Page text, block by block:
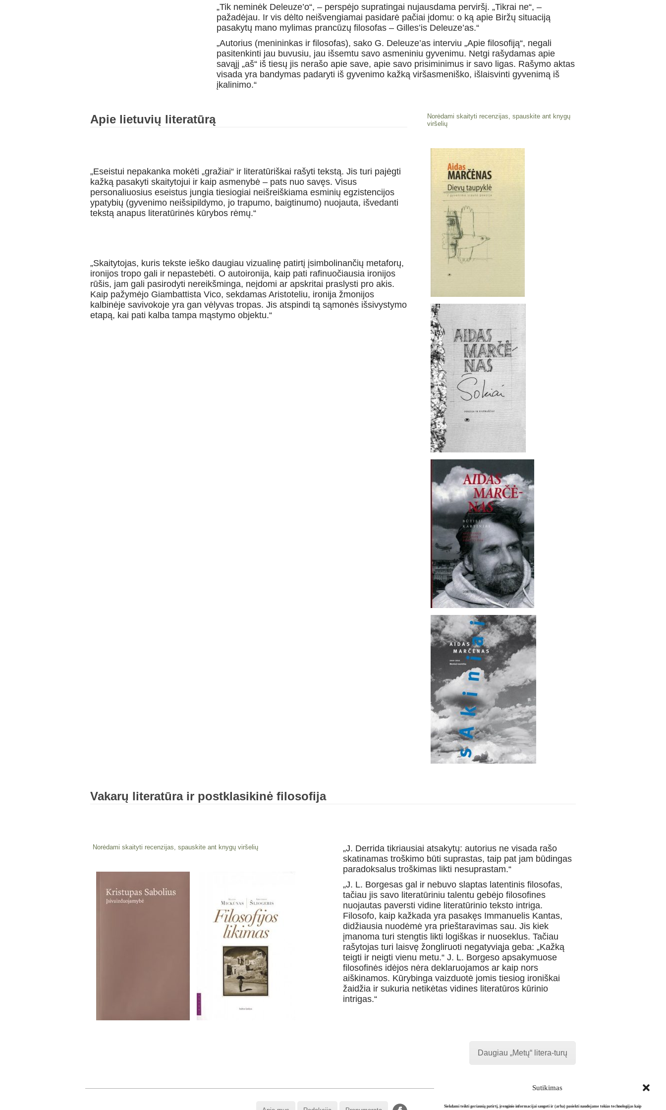
Sutikimas
Siekdami teikti geriausią patirtį, įrenginio informacijai saugoti ir (arba) pasiekti naudojame tokias technologijas kaip
„Tik neminėk Deleuze’o“, – perspėjo supratingai nujausdama perviršį. „Tikrai ne“, –
pažadėjau. Ir vis dėlto neišvengiamai pasidarė pačiai įdomu: o ką apie Biržų situaciją
pasakytų mano mylimas prancūzų filosofas – Gilles’is Deleuze’as.“
„Autorius (menininkas ir filosofas), sako G. Deleuze’as interviu „Apie filosofiją“, negali
pasitenkinti jau buvusiu, jau išsemtu savo asmeniniu gyvenimu. Netgi rašydamas apie
savąjį „aš“ iš tiesų jis nerašo apie save, apie savo prisiminimus ir savo ligas. Rašymo aktas
visada yra bandymas padaryti iš gyvenimo kažką viršasmeniško, išlaisvinti gyvenimą iš
įkalinimo.“
Apie lietuvių literatūrą
„Eseistui nepakanka mokėti „gražiai“ ir literatūriškai rašyti tekstą. Jis turi pajėgti
kažką pasakyti skaitytojui ir kaip asmenybė – pats nuo savęs. Visus
personaliuosius eseistus jungia tiesiogiai neišreiškiama esminių egzistencijos
ypatybių (gyvenimo neišsipildymo, jo trapumo, baigtinumo) nuojauta, išvedanti
tekstą anapus literatūrinės kūrybos rėmų.“
„Skaitytojas, kuris tekste ieško daugiau vizualinę patirtį įsimbolinančių metaforų,
ironijos tropo gali ir nepastebėti. O autoironija, kaip pati rafinuočiausia ironijos
rūšis, jam gali pasirodyti nereikšminga, neįdomi ar apskritai praslysti pro akis.
Kaip pažymėjo Giambattista Vico, sekdamas Aristoteliu, ironija žmonijos
kalbinėje savivokoje yra gan vėlyvas tropas. Jis atspindi tą sąmonės išsivystymo
etapą, kai pati kalba tampa mąstymo objektu.“
Norėdami skaityti recenzijas, spauskite ant knygų
viršelių
Vakarų literatūra ir postklasikinė filosofija
Norėdami skaityti recenzijas, spauskite ant knygų viršelių
„J. Derrida tikriausiai atsakytų: autorius ne visada rašo
skatinamas troškimo būti suprastas, taip pat jam būdingas
paradoksalus troškimas likti nesuprastam.“
„J. L. Borgesas gal ir nebuvo slaptas latentinis filosofas,
tačiau jis savo literatūriniu talentu gebėjo filosofines
nuojautas paversti vidine literatūrinio teksto intriga.
Filosofo, kaip kažkada yra pasakęs Immanuelis Kantas,
didžiausia nuodėmė yra prieštaravimas sau. Jis kiek
įmanoma turi stengtis likti logiškas ir nuoseklus. Tačiau
rašytojas turi laisvę žongliruoti negatyviąja geba: „Kažką
teigti ir neigti vienu metu.“ J. L. Borgeso apsakymuose
filosofinės idėjos nėra deklaruojamos ar kaip nors
aiškinamos. Kūrybinga vaizduotė jomis tiesiog ironiškai
žaidžia ir sukuria netikėtas vidines literatūros kūrinio
intrigas.“
Daugiau „Metų“ litera-turų